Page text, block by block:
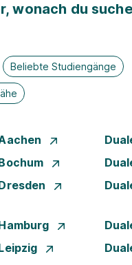
wonach du
Beliebte Studiengänge